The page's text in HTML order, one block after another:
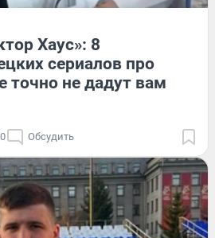
Хаус»: 8
сериалов про
точно не дадут вам
Обсудить